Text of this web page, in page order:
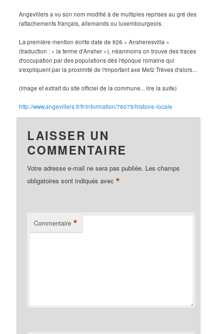
Angevillers a vu son nom modifié à de multiples reprises au gré des
rattachements français, allemands ou luxembourgeois.
La première mention écrite date de 926 « Ansheresvilla »
(traduction : « la ferme d'Ansher »), néanmoins on trouve des traces
d'occupation par des populations dès l'époque romaine qui
s'expliquent par la proximité de l'important axe Metz Trèves d'alors...
(image et extrait du site officiel de la commune... lire la suite)
http://www.angevillers.fr/fr/information/76079/histoire-locale
LAISSER UN
COMMENTAIRE
Votre adresse e-mail ne sera pas publiée. Les champs
obligatoires sont indiqués avec*
Commentaire *